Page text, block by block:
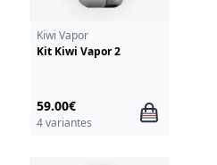
Kiwi Vapor
Kit Kiwi Vapor 2
59.00€
4 variantes